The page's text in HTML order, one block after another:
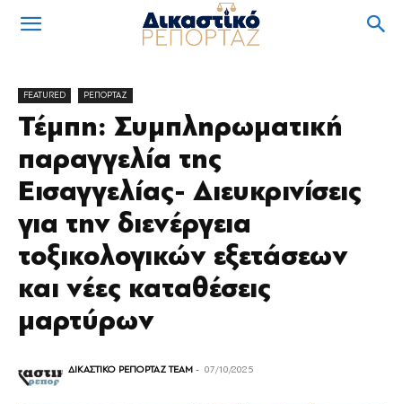
FEATURED ΡΕΠΟΡΤΑΖ
Τέμπη: Συμπληρωματική
παραγγελία της
Εισαγγελίας- Διευκρινίσεις
για την διενέργεια
τοξικολογικών εξετάσεων
και νέες καταθέσεις
μαρτύρων
ΔΙΚΑΣΤΙΚΟ ΡΕΠΟΡΤΑΖ TEAM - 07/10/2025